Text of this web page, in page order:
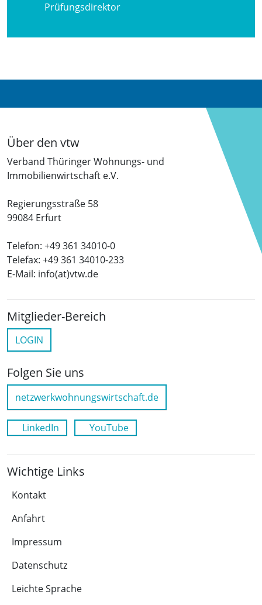
Prüfungsdirektor
Über den vtw
Verband Thüringer Wohnungs- und
Immobilienwirtschaft e.V.
Regierungsstraße 58
99084 Erfurt
Telefon: +49 361 34010-0
Telefax: +49 361 34010-233
E-Mail: info(at)vtw.de
Mitglieder-Bereich
LOGIN
Folgen Sie uns
netzwerkwohnungswirtschaft.de
LinkedIn YouTube
Wichtige Links
Kontakt
Anfahrt
Impressum
Datenschutz
Leichte Sprache